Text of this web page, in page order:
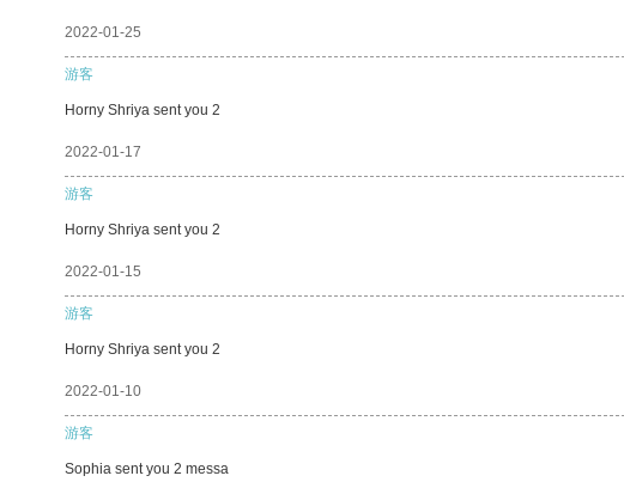
2022-01-25
游客
Horny Shriya sent you 2
2022-01-17
游客
Horny Shriya sent you 2
2022-01-15
游客
Horny Shriya sent you 2
2022-01-10
游客
Sophia sent you 2 messa